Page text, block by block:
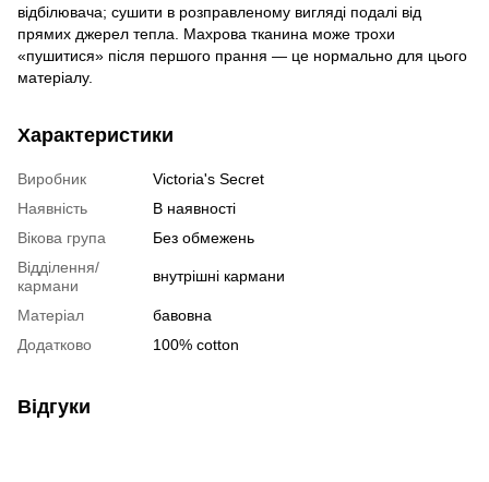
відбілювача; сушити в розправленому вигляді подалі від
прямих джерел тепла. Махрова тканина може трохи
«пушитися» після першого прання — це нормально для цього
матеріалу.
Характеристики
Виробник
Victoria's Secret
Наявність
В наявності
Вікова група
Без обмежень
Відділення/
кармани
внутрішні кармани
Матеріал
бавовна
Додатково
100% cotton
Відгуки